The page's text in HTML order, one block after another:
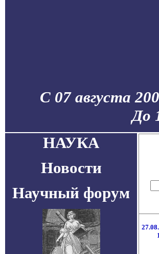
С 07 августа
До
НАУКА
Новости
Научный форум